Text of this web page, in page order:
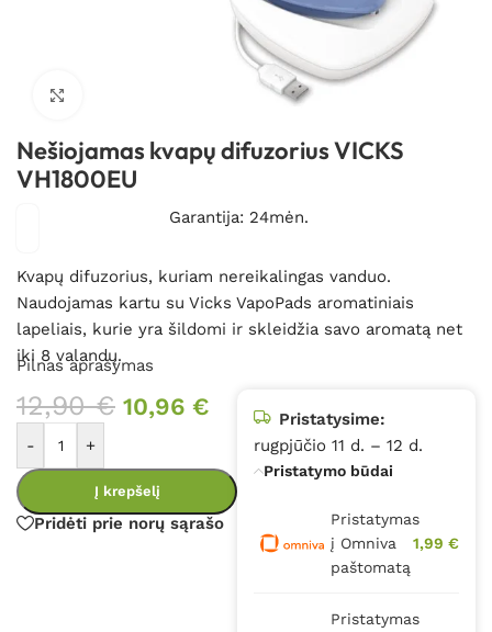
Spustelėkite, kad padidintumėte
Nešiojamas kvapų difuzorius VICKS
VH1800EU
Garantija: 24mėn.
Kvapų difuzorius, kuriam nereikalingas vanduo.
Naudojamas kartu su Vicks VapoPads aromatiniais
lapeliais, kurie yra šildomi ir skleidžia savo aromatą net
iki 8 valandų.
Pilnas aprašymas
12,90€ 10,96 €
- +
Į krepšelį
Pridėti prie norų sąrašo
Pristatysime:
rugpjūčio 11 d. – 12 d.
Pristatymo būdai
Pristatymas
į Omniva
paštomatą
1,99 €
Pristatymas